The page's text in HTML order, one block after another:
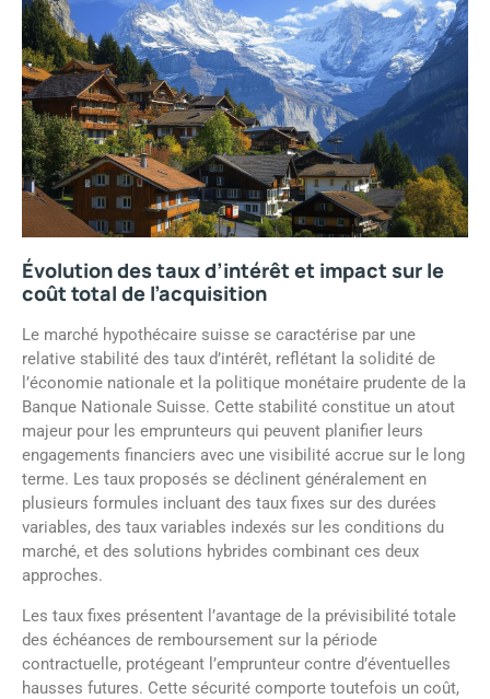
Évolution des taux d’intérêt et impact sur le
coût total de l’acquisition
Le marché hypothécaire suisse se caractérise par une
relative stabilité des taux d’intérêt, reflétant la solidité de
l’économie nationale et la politique monétaire prudente de la
Banque Nationale Suisse. Cette stabilité constitue un atout
majeur pour les emprunteurs qui peuvent planifier leurs
engagements financiers avec une visibilité accrue sur le long
terme. Les taux proposés se déclinent généralement en
plusieurs formules incluant des taux fixes sur des durées
variables, des taux variables indexés sur les conditions du
marché, et des solutions hybrides combinant ces deux
approches.
Les taux fixes présentent l’avantage de la prévisibilité totale
des échéances de remboursement sur la période
contractuelle, protégeant l’emprunteur contre d’éventuelles
hausses futures. Cette sécurité comporte toutefois un coût,